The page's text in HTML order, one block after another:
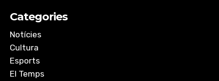
Categories
Notícies
Cultura
Esports
El Temps